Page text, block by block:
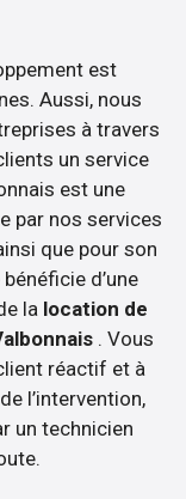
est
Aussi, nous
à travers
un service
est une
par nos services
que pour son
d’une
la location de
. Vous
réactif et à
l’intervention,
un technicien